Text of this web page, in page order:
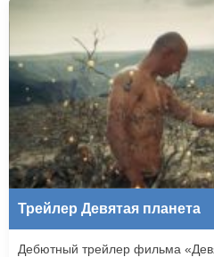
Трейлер Девятая планета
Дебютный трейлер фильма